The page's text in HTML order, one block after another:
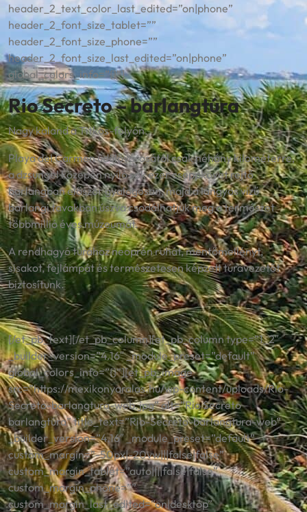
header_2_text_color_last_edited=”on|phone”
header_2_font_size_tablet=””
header_2_font_size_phone=””
header_2_font_size_last_edited=”on|phone”
global_colors_info=”{}”]
Rio Secreto–barlangtúra
Nagy kaland a Titkos-folyón.
Playa del Carmen üdülővárosától csak néhány kilométerre,
a dzsungel közepén nyíló sok ezer cseppkövet rejtő
barlangban először gyalogosan, majd a langyosvizű
barlangi tavakban úszva csodálhatjuk meg a természet
többmillió éves múzeumát.
A rendhagyó túrához neoprén ruhát, mentőmellényt,
sisakot, fejlámpát és természetesen képzett túravezetőt
biztosítunk.
[/et_pb_text][/et_pb_column][et_pb_column type=”1_2″
_builder_version=”4.16″ _module_preset=”default”
global_colors_info=”{}”][et_pb_image
src=”https://mexikonyaralas.hu/wp-content/uploads/Rio-
Secreto-barlangtura-web.jpg” alt=”Rio Secreto
barlangtúra” title_text=”Rio-Secreto-barlangtura-web”
_builder_version=”4.16″ _module_preset=”default”
custom_margin=”-50px|-20vw|||false|false”
custom_margin_tablet=”auto||||false|false”
custom_margin_phone=””
custom_margin_last_edited=”on|desktop”